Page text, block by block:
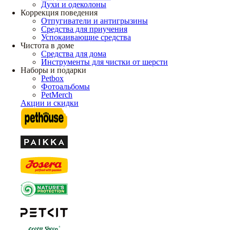
Духи и одеколоны
Коррекция поведения
Отпугиватели и антигрызины
Средства для приучения
Успокаивающие средства
Чистота в доме
Средства для дома
Инструменты для чистки от шерсти
Наборы и подарки
Petbox
Фотоальбомы
PetMerch
Акции и скидки